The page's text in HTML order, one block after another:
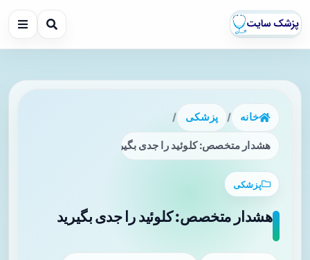
خانه / پزشکی /
هشدار متخصص: کلوئید را جدی بگیرید
پزشکی
هشدار متخصص: کلوئید را جدی بگیرید